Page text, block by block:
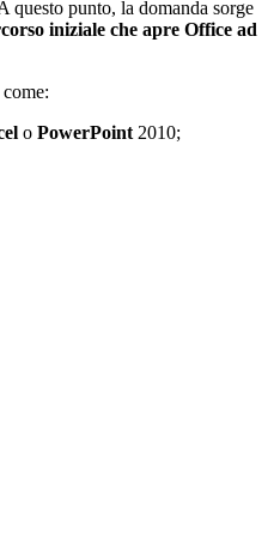
questo punto, la domanda sorge
iniziale che apre Office ad
o PowerPoint 2010;